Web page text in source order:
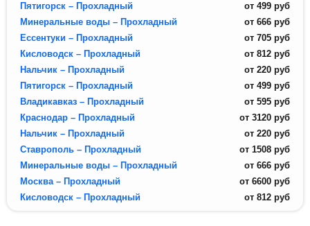
Пятигорск – Прохладный от 499 руб
Минеральные воды – Прохладный
от 666 руб
Ессентуки – Прохладный
от 705 руб
Кисловодск – Прохладный
от 812 руб
Нальчик – Прохладный
от 220 руб
Пятигорск – Прохладный
от 499 руб
Владикавказ – Прохладный
от 595 руб
Краснодар – Прохладный
от 3120 руб
Нальчик – Прохладный
от 220 руб
Ставрополь – Прохладный
от 1508 руб
Минеральные воды – Прохладный
от 666 руб
Москва – Прохладный
от 6600 руб
Кисловодск – Прохладный
от 812 руб